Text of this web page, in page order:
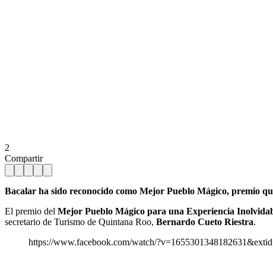
2
Compartir
Bacalar ha sido reconocido como Mejor Pueblo Mágico, premio
El premio del Mejor Pueblo Mágico para una Experiencia
secretario de Turismo de Quintana Roo, Bernardo Cueto Riestra.
https://www.facebook.com/watch/